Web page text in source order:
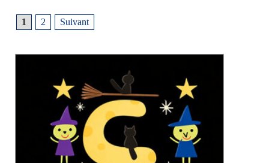
1 2 Suivant